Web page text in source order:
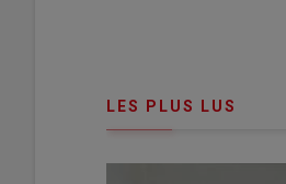
LES PLUS LUS